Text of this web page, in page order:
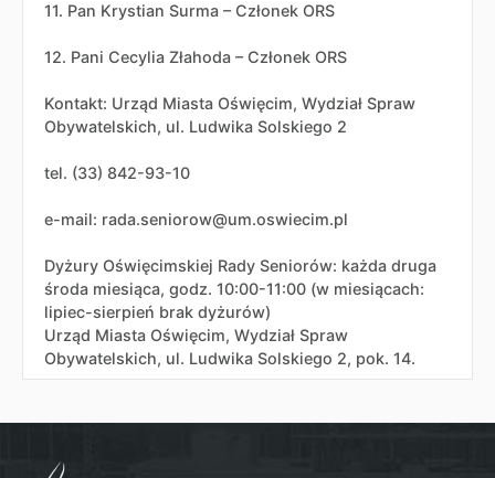
11. Pan Krystian Surma – Członek ORS
12. Pani Cecylia Złahoda – Członek ORS
Kontakt: Urząd Miasta Oświęcim, Wydział Spraw
Obywatelskich, ul. Ludwika Solskiego 2
tel. (33) 842-93-10
e-mail: rada.seniorow@um.oswiecim.pl
Dyżury Oświęcimskiej Rady Seniorów: każda druga
środa miesiąca, godz. 10:00-11:00 (w miesiącach:
lipiec-sierpień brak dyżurów)
Urząd Miasta Oświęcim, Wydział Spraw
Obywatelskich, ul. Ludwika Solskiego 2, pok. 14.